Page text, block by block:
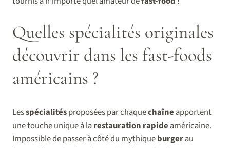
Quelles spécialités originales
découvrir dans les fast-foods
américains ?
Lesspécialitésproposées par chaquechaîne apportent
une touche unique à larestauration rapide américaine.
Impossible de passer à côté du mythiqueburgerau